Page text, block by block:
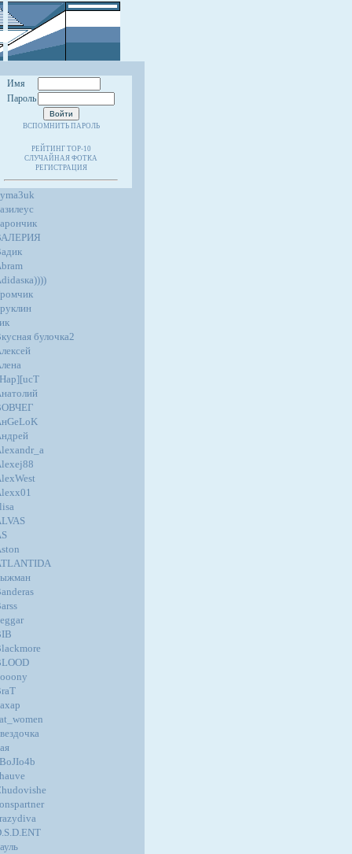
Имя
Пароль
ВСПОМНИТЬ ПАРОЛЬ
РЕЙТИНГ TOP-10
СЛУЧАЙНАЯ ФОТКА
РЕГИСТРАЦИЯ
булочка2